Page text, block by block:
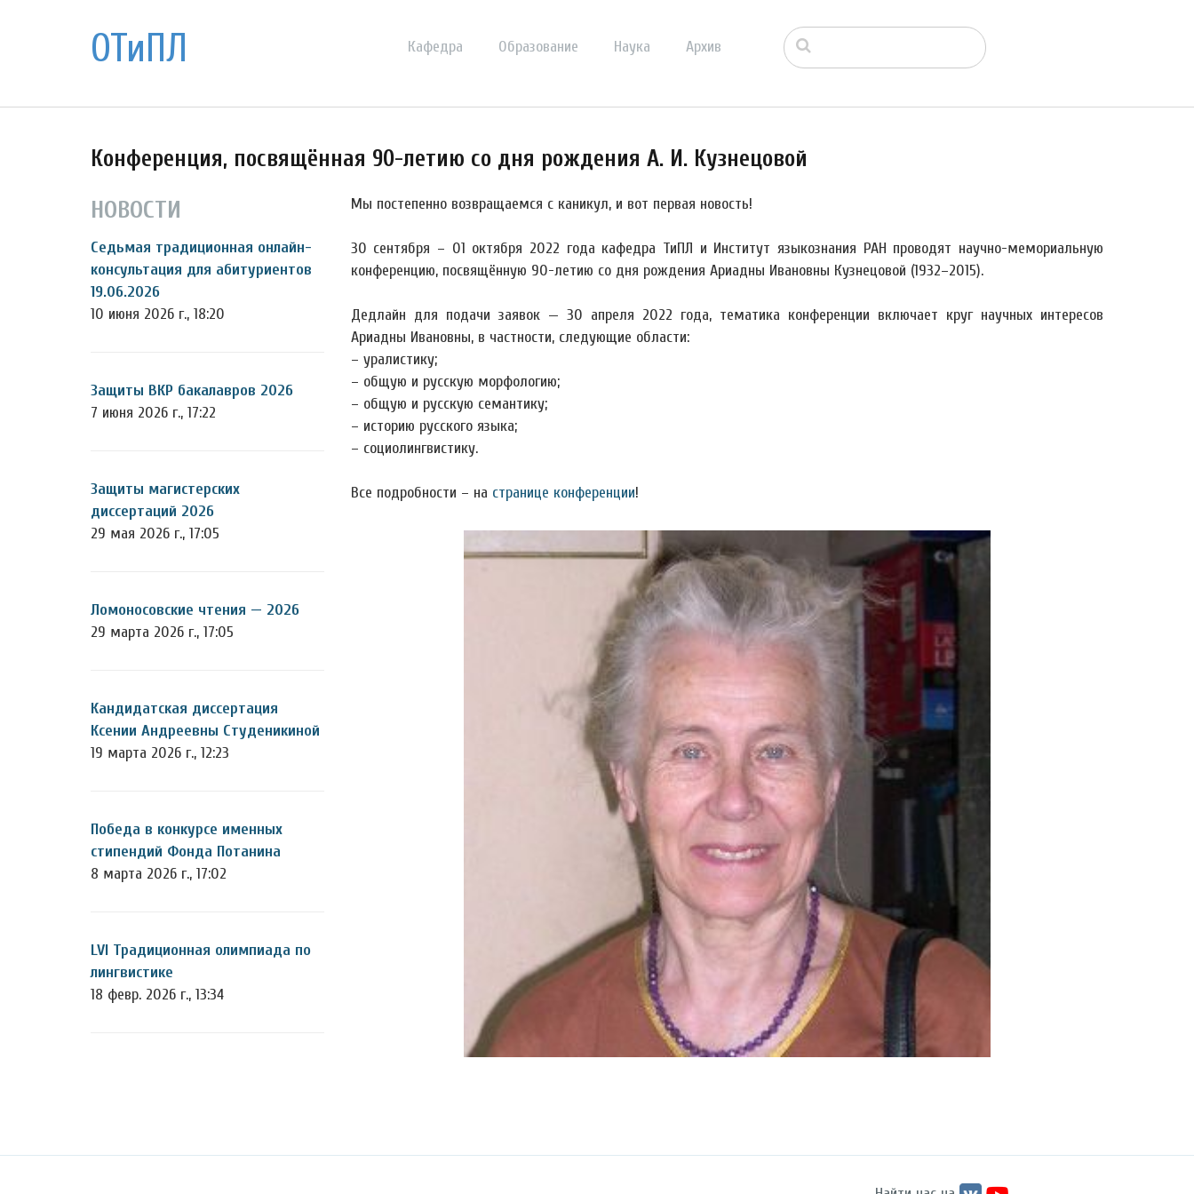
ОТиПЛ Кафедра Образование Наука Архив
Конференция, посвящённая 90-летию со дня рождения А. И. Кузнецовой
НОВОСТИ
Седьмая традиционная онлайн-
консультация для абитуриентов
19.06.2026
10 июня 2026 г., 18:20
Защиты ВКР бакалавров 2026
7 июня 2026 г., 17:22
Защиты магистерских
диссертаций 2026
29 мая 2026 г., 17:05
Ломоносовские чтения — 2026
29 марта 2026 г., 17:05
Кандидатская диссертация
Ксении Андреевны Студеникиной
19 марта 2026 г., 12:23
Победа в конкурсе именных
стипендий Фонда Потанина
8 марта 2026 г., 17:02
LVI Традиционная олимпиада по
лингвистике
18 февр. 2026 г., 13:34
Мы постепенно возвращаемся с каникул, и вот первая новость!
30 сентября – 01 октября 2022 года кафедра ТиПЛ и Институт языкознания РАН проводят научно-мемориальную
конференцию, посвящённую 90-летию со дня рождения Ариадны Ивановны Кузнецовой (1932–2015).
Дедлайн для подачи заявок — 30 апреля 2022 года, тематика конференции включает круг научных интересов
Ариадны Ивановны, в частности, следующие области:
– уралистику;
– общую и русскую морфологию;
– общую и русскую семантику;
– историю русского языка;
– социолингвистику.
Все подробности – на странице конференции!